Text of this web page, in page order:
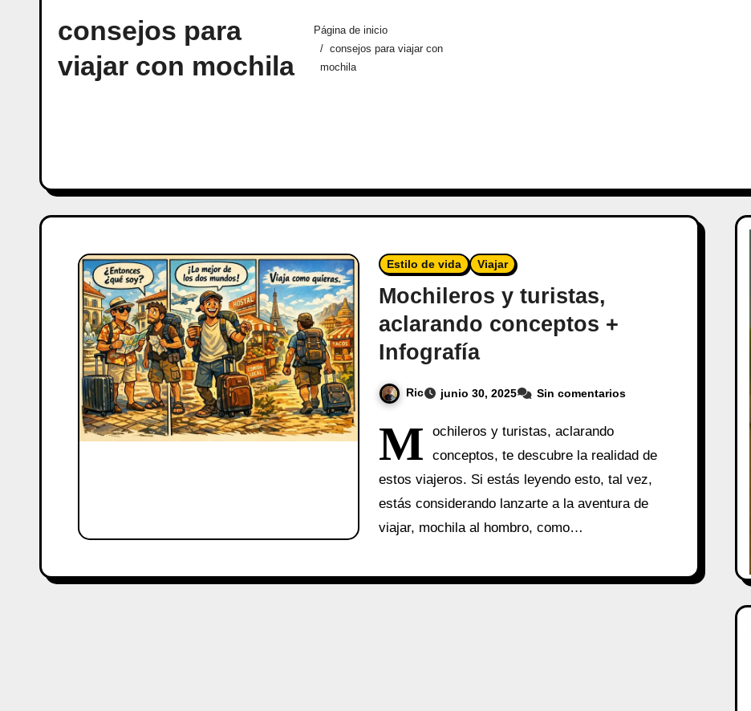
consejos para
viajar con mochila
Página de inicio
consejos para viajar con
mochila
Estilo de vida Viajar
Mochileros y turistas,
aclarando conceptos +
Infografía
Ric junio 30, 2025 Sin comentarios
M
ochileros y turistas, aclarando
conceptos, te descubre la realidad de
estos viajeros. Si estás leyendo esto, tal vez,
estás considerando lanzarte a la aventura de
viajar, mochila al hombro, como…